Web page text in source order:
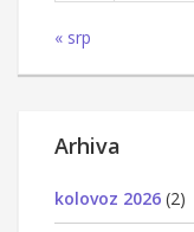
« srp
Arhiva
kolovoz 2026 (2)